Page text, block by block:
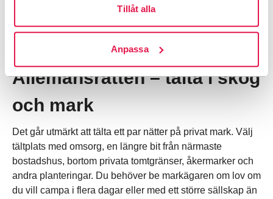
Tillåt alla
Anpassa
Allemansrätten – tälta i skog
och mark
Det går utmärkt att tälta ett par nätter på privat mark. Välj
tältplats med omsorg, en längre bit från närmaste
bostadshus, bortom privata tomtgränser, åkermarker och
andra planteringar. Du behöver be markägaren om lov om
du vill campa i flera dagar eller med ett större sällskap än